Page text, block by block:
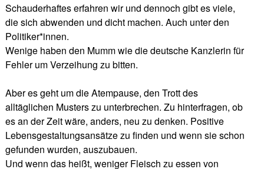
Schauderhaftes erfahren wir und dennoch gibt es viele,
die sich abwenden und dicht machen. Auch unter den
Politiker*innen.
Wenige haben den Mumm wie die deutsche Kanzlerin für
Fehler um Verzeihung zu bitten.
Aber es geht um die Atempause, den Trott des
alltäglichen Musters zu unterbrechen. Zu hinterfragen, ob
es an der Zeit wäre, anders, neu zu denken. Positive
Lebensgestaltungsansätze zu finden und wenn sie schon
gefunden wurden, auszubauen.
Und wenn das heißt, weniger Fleisch zu essen von